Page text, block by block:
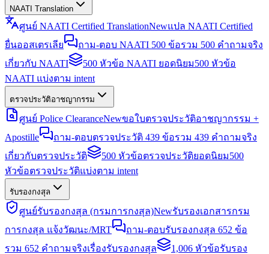
NAATI Translation
ศูนย์ NAATI Certified TranslationNewแปล NAATI Certified
ยื่นออสเตรเลีย
ถาม-ตอบ NAATI 500 ข้อรวม 500 คำถามจริง
เกี่ยวกับ NAATI
500 หัวข้อ NAATI ยอดนิยม500 หัวข้อ
NAATI แบ่งตาม intent
ตรวจประวัติอาชญากรรม
ศูนย์ Police ClearanceNewขอใบตรวจประวัติอาชญากรรม +
Apostille
ถาม-ตอบตรวจประวัติ 439 ข้อรวม 439 คำถามจริง
เกี่ยวกับตรวจประวัติ
500 หัวข้อตรวจประวัติยอดนิยม500
หัวข้อตรวจประวัติแบ่งตาม intent
รับรองกงสุล
ศูนย์รับรองกงสุล (กรมการกงสุล)Newรับรองเอกสารกรม
การกงสุล แจ้งวัฒนะ/MRT
ถาม-ตอบรับรองกงสุล 652 ข้อ
รวม 652 คำถามจริงเรื่องรับรองกงสุล
1,006 หัวข้อรับรอง